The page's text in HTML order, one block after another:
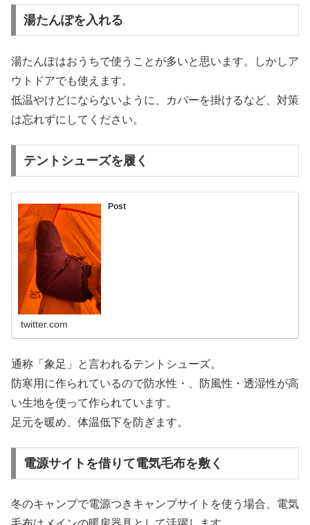
湯たんぽを入れる
湯たんぽはおうちで使うことが多いと思います。しかしア
ウトドアでも使えます。
低温やけどにならないように、カバーを掛けるなど、対策
は忘れずにしてください。
テントシューズを履く
Post
twitter.com
通称「象足」と言われるテントシューズ。
防寒用に作られているので防水性・、防風性・透湿性が高
い生地を使って作られています。
足元を暖め、体温低下を防ぎます。
電源サイトを借りて電気毛布を敷く
冬のキャンプで電源つきキャンプサイトを使う場合、電気